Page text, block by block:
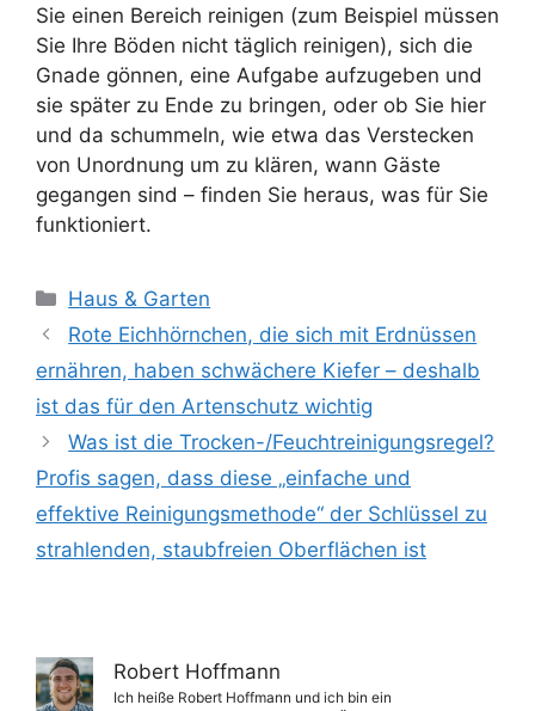
Sie einen Bereich reinigen (zum Beispiel müssen
Sie Ihre Böden nicht täglich reinigen), sich die
Gnade gönnen, eine Aufgabe aufzugeben und
sie später zu Ende zu bringen, oder ob Sie hier
und da schummeln, wie etwa das Verstecken
von Unordnung um zu klären, wann Gäste
gegangen sind – finden Sie heraus, was für Sie
funktioniert.
Kategorien
Haus & Garten
Rote Eichhörnchen, die sich mit Erdnüssen
ernähren, haben schwächere Kiefer – deshalb
ist das für den Artenschutz wichtig
Was ist die Trocken-/Feuchtreinigungsregel?
Profis sagen, dass diese „einfache und
effektive Reinigungsmethode“ der Schlüssel zu
strahlenden, staubfreien Oberflächen ist
Robert Hoffmann
Ich heiße Robert Hoffmann und ich bin ein